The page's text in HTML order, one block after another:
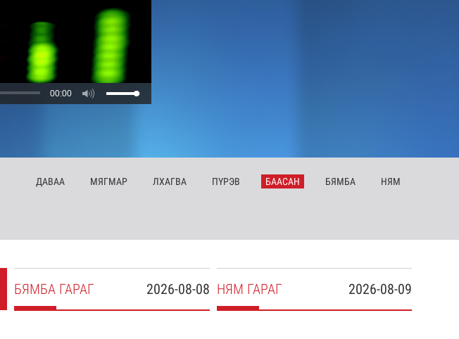
00:00
ДАВАА МЯГМАР ЛХАГВА ПҮРЭВ БААСАН БЯМБА НЯМ
2026-08-08
БЯМБА ГАРАГ 2026-08-09
НЯМ ГАРАГ